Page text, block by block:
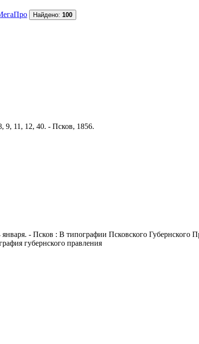
Найдено: 100
9, 11, 12, 40. - Псков, 1856.
- Псков : В типографии Псковского Губернского
губернского правления